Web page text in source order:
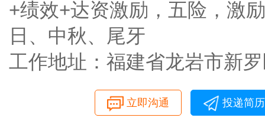
+绩效+达资激励，五险，激
日、中秋、尾牙
工作地址：福建省龙岩市新
立即沟通 投递简历